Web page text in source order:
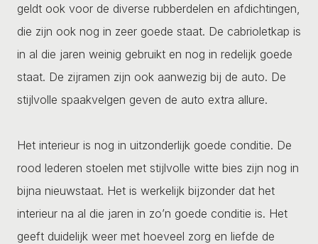
geldt ook voor de diverse rubberdelen en afdichtingen,
die zijn ook nog in zeer goede staat. De cabrioletkap is
in al die jaren weinig gebruikt en nog in redelijk goede
staat. De zijramen zijn ook aanwezig bij de auto. De
stijlvolle spaakvelgen geven de auto extra allure.
Het interieur is nog in uitzonderlijk goede conditie. De
rood lederen stoelen met stijlvolle witte bies zijn nog in
bijna nieuwstaat. Het is werkelijk bijzonder dat het
interieur na al die jaren in zo’n goede conditie is. Het
geeft duidelijk weer met hoeveel zorg en liefde de